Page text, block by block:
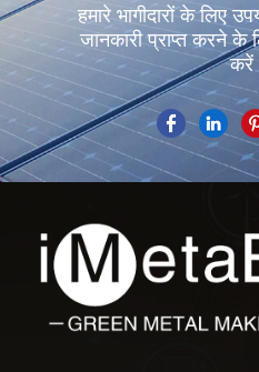
हमारे भागीदारों के लिए
जानकारी प्राप्त करने